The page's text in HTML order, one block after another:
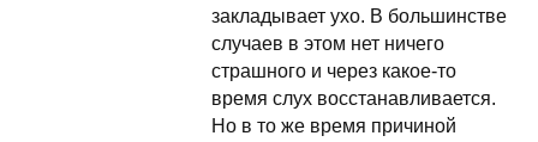
закладывает ухо. В большинстве
случаев в этом нет ничего
страшного и через какое-то
время слух восстанавливается.
Но в то же время причиной